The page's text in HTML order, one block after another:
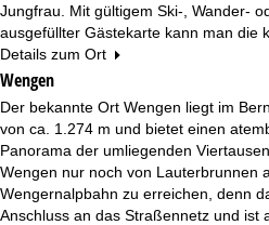
Jungfrau. Mit gültigem Ski-, Wander-
ausgefüllter Gästekarte kann man die
Details zum Ort
Wengen
Der bekannte Ort Wengen liegt im
von ca. 1.274 m und bietet einen
Panorama der umliegenden
Wengen nur noch von Lauterbrunnen
Wengernalpbahn zu erreichen, denn
Anschluss an das Straßennetz und ist